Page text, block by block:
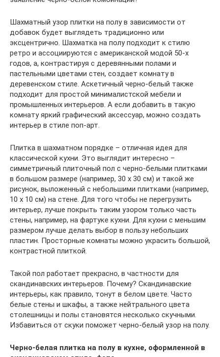
Шахматный узор плитки на полу в зависимости от
добавок будет выглядеть традиционно или
эксцентрично. Шахматка на полу подходит к стилю
ретро и ассоциируются с американской модой 50-х
годов, а, контрастируя с деревянными полами и
пастельными цветами стен, создает комнату в
деревенском стиле. Аскетичный черно-белый также
подходит для простой минималистской мебели и
промышленных интерьеров. А если добавить в такую
комнату яркий графический аксессуар, можно создать
интерьер в стиле поп-арт.
Плитка в шахматном порядке – отличная идея для
классической кухни. Это выглядит интересно –
симметричный плиточный пол с черно-белыми плитками
в большом размере (например, 30 х 30 см) и такой же
рисунок, выложенный с небольшими плитками (например,
10 х 10 см) на стене. Для того чтобы не перегрузить
интерьер, лучше покрыть таким узором только часть
стены, например, на фартуке кухни. Для кухни с меньшим
размером лучше делать выбор в пользу небольших
пластин. Просторные комнаты можно украсить большой,
контрастной плиткой.
Такой пол работает прекрасно, в частности для
скандинавских интерьеров. Почему? Скандинавские
интерьеры, как правило, тонут в белом цвете. Часто
белые стены и шкафы, а также нейтрального цвета
столешницы и полы становятся несколько скучными.
Избавиться от скуки поможет черно-белый узор на полу.
Черно-белая плитка на полу в кухне, оформленной в